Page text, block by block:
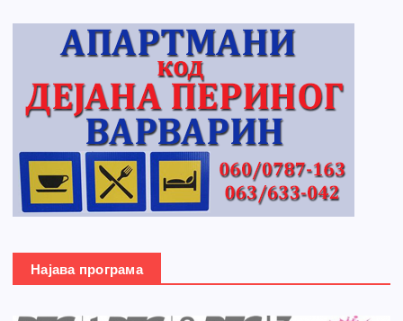
Најава програма